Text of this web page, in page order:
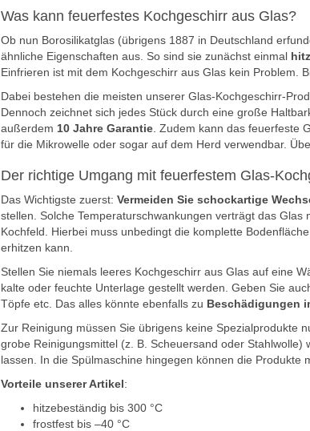
Was kann feuerfestes Kochgeschirr aus Glas?
Ob nun Borosilikatglas (übrigens 1887 in Deutschland
ähnliche Eigenschaften aus. So sind sie zunächst einmal
Einfrieren ist mit dem Kochgeschirr aus Glas kein Problem.
Dabei bestehen die meisten unserer Glas-Kochgeschirr-
Dennoch zeichnet sich jedes Stück durch eine große
außerdem 10 Jahre Garantie. Zudem kann das feuerfeste
für die Mikrowelle oder sogar auf dem Herd verwendbar.
Der richtige Umgang mit feuerfestem Glas-
Das Wichtigste zuerst: Vermeiden Sie schockartige
stellen. Solche Temperaturschwankungen verträgt das
Kochfeld. Hierbei muss unbedingt die komplette
erhitzen kann.
Stellen Sie niemals leeres Kochgeschirr aus Glas auf eine
kalte oder feuchte Unterlage gestellt werden. Geben Sie
Töpfe etc. Das alles könnte ebenfalls zu Beschädigungen
Zur Reinigung müssen Sie übrigens keine Spezialprodukte
grobe Reinigungsmittel (z. B. Scheuersand oder
lassen. In die Spülmaschine hingegen können die Produkte
Vorteile unserer Artikel:
hitzebeständig bis 300 °C
frostfest bis –40 °C